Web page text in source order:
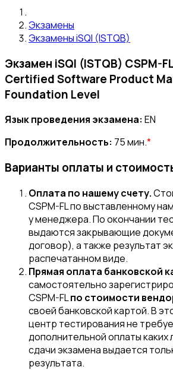
Экзамены
Экзамены iSQI (ISTQB)
Экзамен iSQI (ISTQB) CSPM-
Certified Software Product
Foundation Level
Язык проведения экзамена: EN
Продолжительность: 75 мин.*
Варианты оплаты и
Оплата по нашему счету.
CSPM-FL по выставленному
у менеджера. По окончании
выдаются закрывающие
договор), а также результат
распечатанном виде.
Прямая оплата банковской
самостоятельно
CSPM-FLпо стоимости
своей банковской картой. В
центр тестирования не
дополнительной оплаты каких
сдачи экзамена выдается
результата.